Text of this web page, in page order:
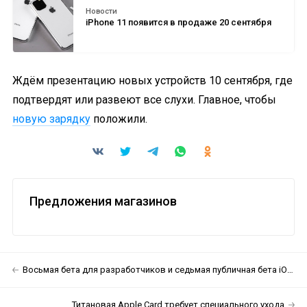
Новости
iPhone 11 появится в продаже 20 сентября
Ждём презентацию новых устройств 10 сентября, где
подтвердят или развеют все слухи. Главное, чтобы
новую зарядку положили.
Предложения магазинов
Восьмая бета для разработчиков и седьмая публичная бета iOS 13 доступны для загрузки
Титановая Apple Card требует специального ухода